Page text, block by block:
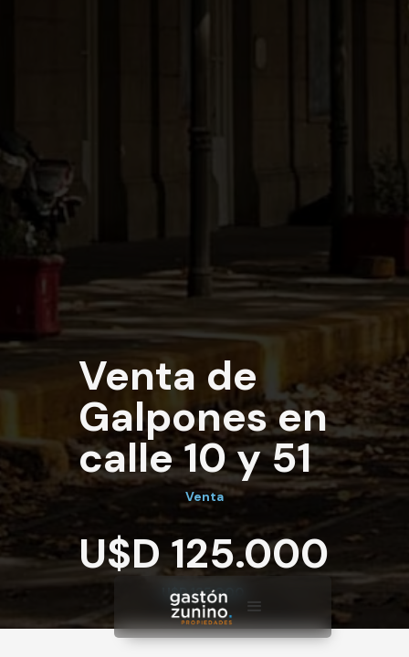
Venta de
Galpones en
calle 10 y 51
Venta
U$D 125.000
U$D 125.000